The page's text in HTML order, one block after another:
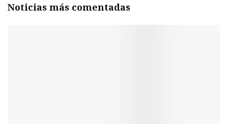
Noticias más comentadas